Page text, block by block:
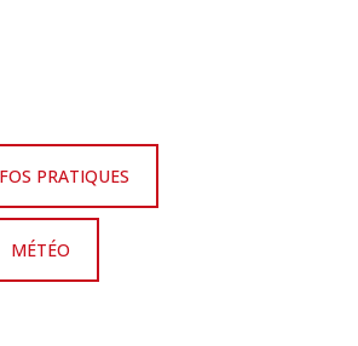
PRATIQUES
MÉTÉO